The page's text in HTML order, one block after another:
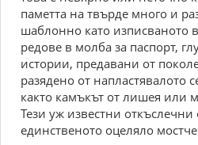
паметта на твърде много и
шаблонно като изписваното
редове в молба за паспорт,
истории, предавани от
разядено от напластявалото
както камъкът от лишея или
Тези уж известни откъслечни
единственото оцеляло